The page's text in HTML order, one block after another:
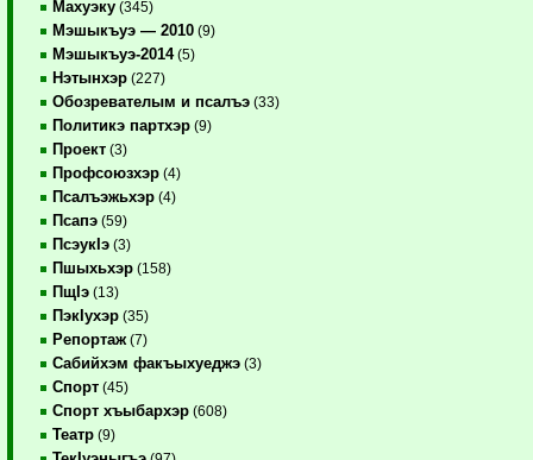
Махуэку (345)
Мэшыкъуэ — 2010 (9)
Мэшыкъуэ-2014(5)
Нэтынхэр (227)
Обозревателым и псалъэ (33)
Политикэ партхэр (9)
Проект (3)
Профсоюзхэр (4)
Псалъэжьхэр (4)
Псапэ (59)
ПсэукIэ (3)
Пшыхьхэр (158)
ПщIэ (13)
ПэкIухэр (35)
Репортаж (7)
Сабийхэм факъыхуеджэ (3)
Спорт (45)
Спорт хъыбархэр (608)
Театр (9)